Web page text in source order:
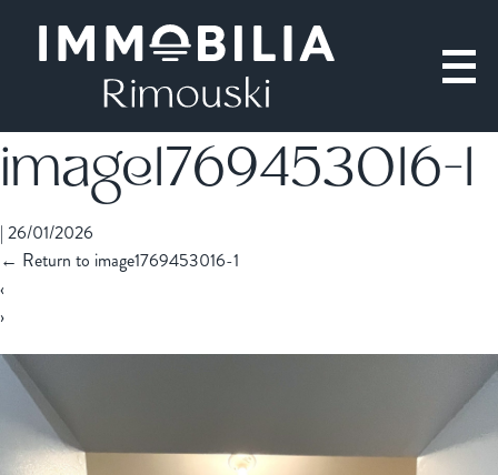
image1769453016-1
| 26/01/2026
← Return to image1769453016-1
‹
›